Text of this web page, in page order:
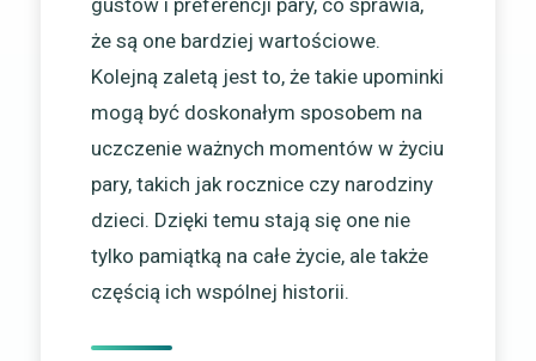
gustów i preferencji pary, co sprawia,
że są one bardziej wartościowe.
Kolejną zaletą jest to, że takie upominki
mogą być doskonałym sposobem na
uczczenie ważnych momentów w życiu
pary, takich jak rocznice czy narodziny
dzieci. Dzięki temu stają się one nie
tylko pamiątką na całe życie, ale także
częścią ich wspólnej historii.